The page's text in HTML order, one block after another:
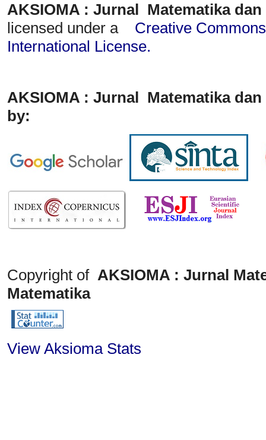
AKSIOMA : Jurnal Matematika
licensed under a
Creative
International License.
AKSIOMA : Jurnal Matematika
by:
Copyright ofAKSIOMA : Jurnal
Matematika
View Aksioma Stats